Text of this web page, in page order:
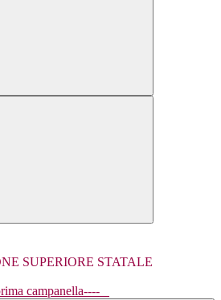
campanella----